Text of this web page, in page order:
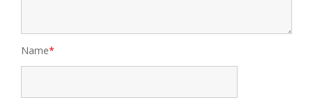
Name*